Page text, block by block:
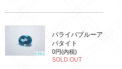
パライバブルーア
パタイト
0円(内税)
SOLD OUT